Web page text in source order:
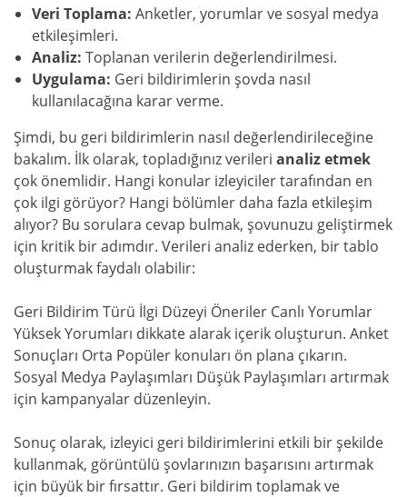
Veri Toplama: Anketler, yorumlar ve sosyal medya
etkileşimleri.
Analiz: Toplanan verilerin değerlendirilmesi.
Uygulama: Geri bildirimlerin şovda nasıl
kullanılacağına karar verme.
Şimdi, bu geri bildirimlerin nasıl değerlendirileceğine
bakalım. İlk olarak, topladığınız verileri analiz etmek
çok önemlidir. Hangi konular izleyiciler tarafından en
çok ilgi görüyor? Hangi bölümler daha fazla etkileşim
alıyor? Bu sorulara cevap bulmak, şovunuzu geliştirmek
için kritik bir adımdır. Verileri analiz ederken, bir tablo
oluşturmak faydalı olabilir:
Geri Bildirim Türü İlgi Düzeyi Öneriler Canlı Yorumlar
Yüksek Yorumları dikkate alarak içerik oluşturun. Anket
Sonuçları Orta Popüler konuları ön plana çıkarın.
Sosyal Medya Paylaşımları Düşük Paylaşımları artırmak
için kampanyalar düzenleyin.
Sonuç olarak, izleyici geri bildirimlerini etkili bir şekilde
kullanmak, görüntülü şovlarınızın başarısını artırmak
için büyük bir fırsattır. Geri bildirim toplamak ve